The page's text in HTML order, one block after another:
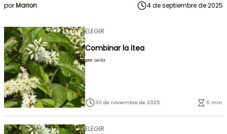
porMarion 4 de septiembre de 2025
ELEGIR
Combinar la itea
por Leïla
30 de noviembre de 2025 6 min.
ELEGIR